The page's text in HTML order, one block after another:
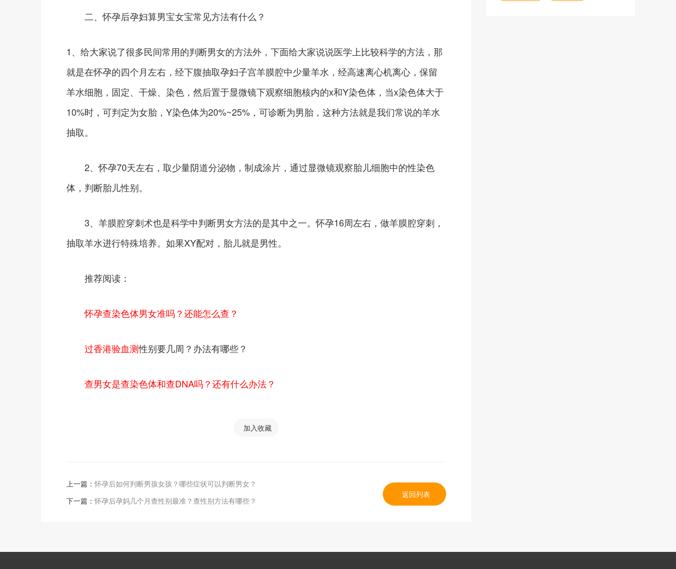
二、怀孕后孕妇算男宝女宝常见方法有什么？
1、给大家说了很多民间常用的判断男女的方法外，下面给大家说说医学上比较科学的方法，那
就是在怀孕的四个月左右，经下腹抽取孕妇子宫羊膜腔中少量羊水，经高速离心机离心，保留
羊水细胞，固定、干燥、染色，然后置于显微镜下观察细胞核内的x和Y染色体，当x染色体大于
10%时，可判定为女胎，Y染色体为20%~25%，可诊断为男胎，这种方法就是我们常说的羊水
抽取。
2、怀孕70天左右，取少量阴道分泌物，制成涂片，通过显微镜观察胎儿细胞中的性染色
体，判断胎儿性别。
3、羊膜腔穿刺术也是科学中判断男女方法的是其中之一。怀孕16周左右，做羊膜腔穿刺，
抽取羊水进行特殊培养。如果XY配对，胎儿就是男性。
推荐阅读：
怀孕查染色体男女准吗？还能怎么查？
过香港验血测性别要几周？办法有哪些？
查男女是查染色体和查DNA吗？还有什么办法？
加入收藏
上一篇：怀孕后如何判断男孩女孩？哪些症状可以判断男女？
下一篇：怀孕后孕妈几个月查性别最准？查性别方法有哪些？
返回列表